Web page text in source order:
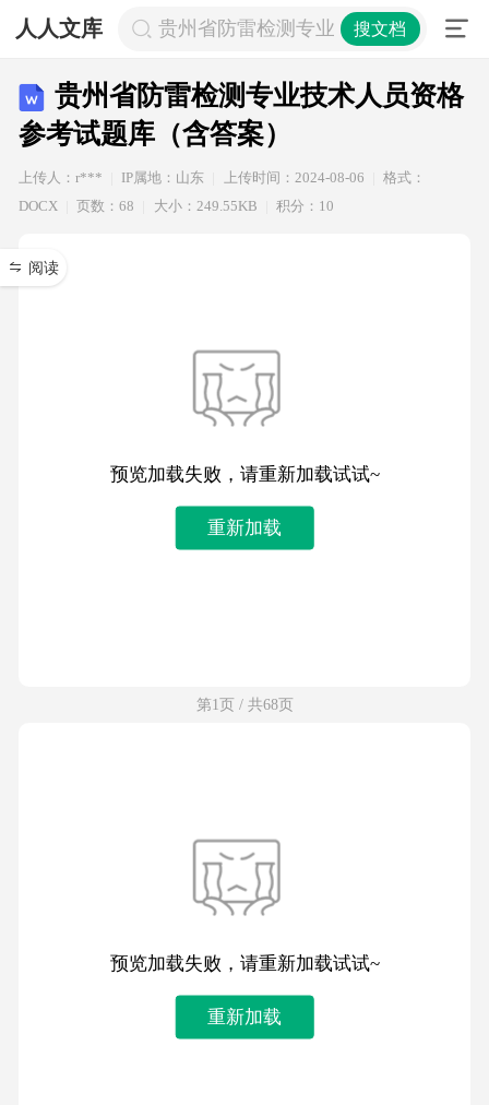
人人文库 贵州省防雷检测专业技术人员资格参
搜文档
贵州省防雷检测专业技术人员资格
参考试题库（含答案）
上传人：r*** IP属地：山东 上传时间：2024-08-06
格式：
DOCX
页数：68 大小：249.55KB 积分：10
阅读
预览加载失败，请重新加载试试~
重新加载
第1页 / 共68页
预览加载失败，请重新加载试试~
重新加载